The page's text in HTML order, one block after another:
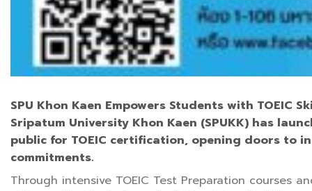
SPU Khon Kaen Empowers Students with TOEIC
Sripatum University Khon Kaen (SPUKK) has
public for TOEIC certification, opening doors to
commitments.
Through intensive TOEIC Test Preparation courses